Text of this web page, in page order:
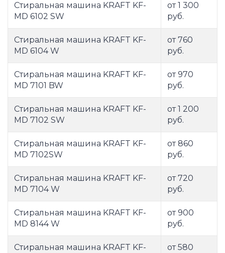
Стиральная машина KRAFT KF-
MD 6102 SW
от 1 300
руб.
Стиральная машина KRAFT KF-
MD 6104 W
от 760
руб.
Стиральная машина KRAFT KF-
MD 7101 BW
от 970
руб.
Стиральная машина KRAFT KF-
MD 7102 SW
от 1 200
руб.
Стиральная машина KRAFT KF-
MD 7102SW
от 860
руб.
Стиральная машина KRAFT KF-
MD 7104 W
от 720
руб.
Стиральная машина KRAFT KF-
MD 8144 W
от 900
руб.
Стиральная машина KRAFT KF-
от 580